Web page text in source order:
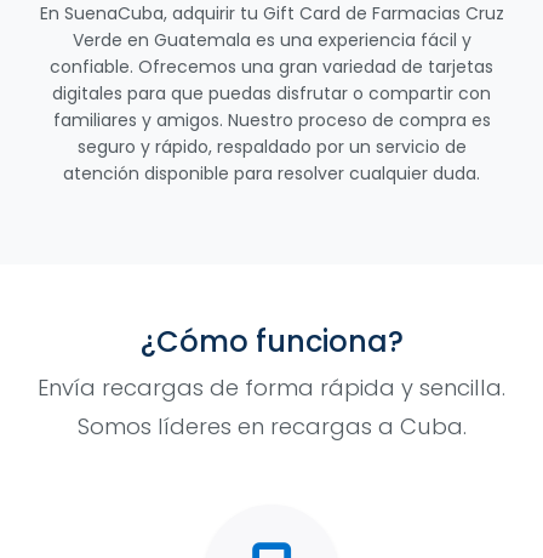
En SuenaCuba, adquirir tu Gift Card de Farmacias Cruz
Verde en Guatemala es una experiencia fácil y
confiable. Ofrecemos una gran variedad de tarjetas
digitales para que puedas disfrutar o compartir con
familiares y amigos. Nuestro proceso de compra es
seguro y rápido, respaldado por un servicio de
atención disponible para resolver cualquier duda.
¿Cómo funciona?
Envía recargas de forma rápida y sencilla.
Somos líderes en recargas a Cuba.